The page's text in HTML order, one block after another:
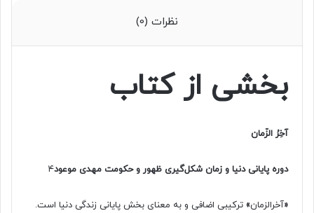
نظرات (0)
بخشی از کتاب
آخِرُ الزّمان
دوره پایانی دنیا و زمان شکل‌گیری ظهور و حکومت مهدی موعود۴
«آخرالزمان» ترکیبی اضافی و به معنای بخش پایانی زندگی دنیا است.